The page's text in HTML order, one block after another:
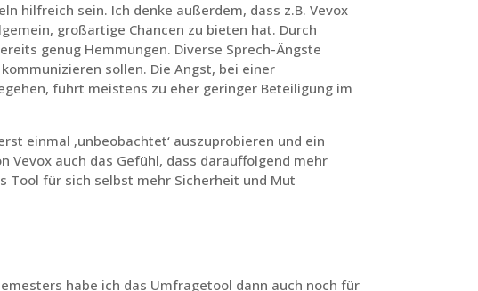
hilfreich sein. Ich denke außerdem, dass z.B. Vevox
großartige Chancen zu bieten hat. Durch
genug Hemmungen. Diverse Sprech-Ängste
sollen. Die Angst, bei einer
führt meistens zu eher geringer Beteiligung im
einmal ‚unbeobachtet‘ auszuprobieren und ein
Vevox auch das Gefühl, dass darauffolgend mehr
Tool für sich selbst mehr Sicherheit und Mut
habe ich das Umfragetool dann auch noch für